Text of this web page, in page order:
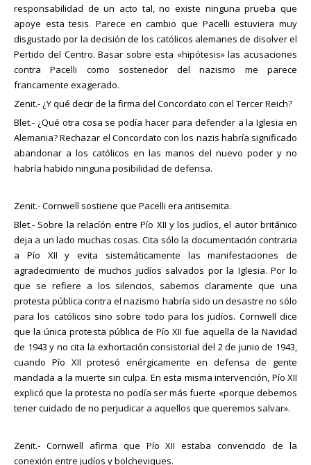
responsabilidad de un acto tal, no existe ninguna prueba que
apoye esta tesis. Parece en cambio que Pacelli estuviera muy
disgustado por la decisión de los católicos alemanes de disolver el
Pertido del Centro. Basar sobre esta «hipótesis» las acusaciones
contra Pacelli como sostenedor del nazismo me parece
francamente exagerado.
Zenit.- ¿Y qué decir de la firma del Concordato con el Tercer Reich?
Blet.- ¿Qué otra cosa se podía hacer para defender a la Iglesia en
Alemania? Rechazar el Concordato con los nazis habría significado
abandonar a los católicos en las manos del nuevo poder y no
habría habido ninguna posibilidad de defensa.
Zenit.- Cornwell sostiene que Pacelli era antisemita.
Blet.- Sobre la relacíón entre Pío XII y los judíos, el autor británico
deja a un lado muchas cosas. Cita sólo la documentación contraria
a Pío XII y evita sistemáticamente las manifestaciones de
agradecimiento de muchos judíos salvados por la Iglesia. Por lo
que se refiere a los silencios, sabemos claramente que una
protesta pública contra el nazismo habría sido un desastre no sólo
para los católicos sino sobre todo para los judíos. Cornwell dice
que la única protesta pública de Pío XII fue aquella de la Navidad
de 1943 y no cita la exhortación consistorial del 2 de junio de 1943,
cuando Pío XII protesó enérgicamente en defensa de gente
mandada a la muerte sin culpa. En esta misma intervención, Pío XII
explicó que la protesta no podía ser más fuerte «porque debemos
tener cuidado de no perjudicar a aquellos que queremos salvar».
Zenit.- Cornwell afirma que Pío XII estaba convencido de la
conexión entre judíos y bolcheviques.